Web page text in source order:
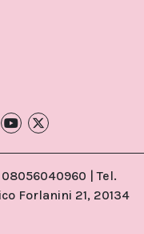
| Tel.
Forlanini 21, 20134